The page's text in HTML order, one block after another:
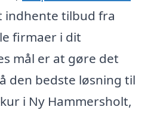
indhente tilbud fra
firmaer i dit
mål er at gøre det
den bedste løsning til
i Ny Hammersholt,